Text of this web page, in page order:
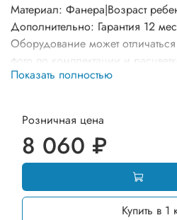
Материал: Фанера|Возраст
Дополнительно: Гарантия 12
Оборудование может
фото по комплектации и
Показать полностью
Розничная цена
8 060 ₽
Купить в 1